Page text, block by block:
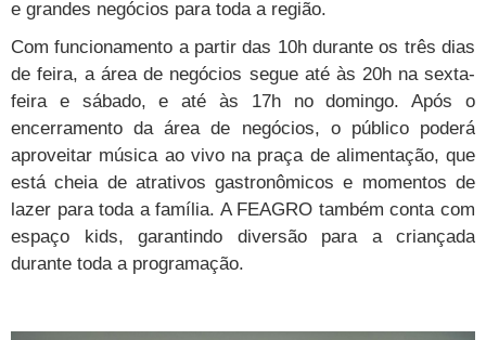
e grandes negócios para toda a região.
Com funcionamento a partir das 10h durante os três dias
de feira, a área de negócios segue até às 20h na sexta-
feira e sábado, e até às 17h no domingo. Após o
encerramento da área de negócios, o público poderá
aproveitar música ao vivo na praça de alimentação, que
está cheia de atrativos gastronômicos e momentos de
lazer para toda a família. A FEAGRO também conta com
espaço kids, garantindo diversão para a criançada
durante toda a programação.